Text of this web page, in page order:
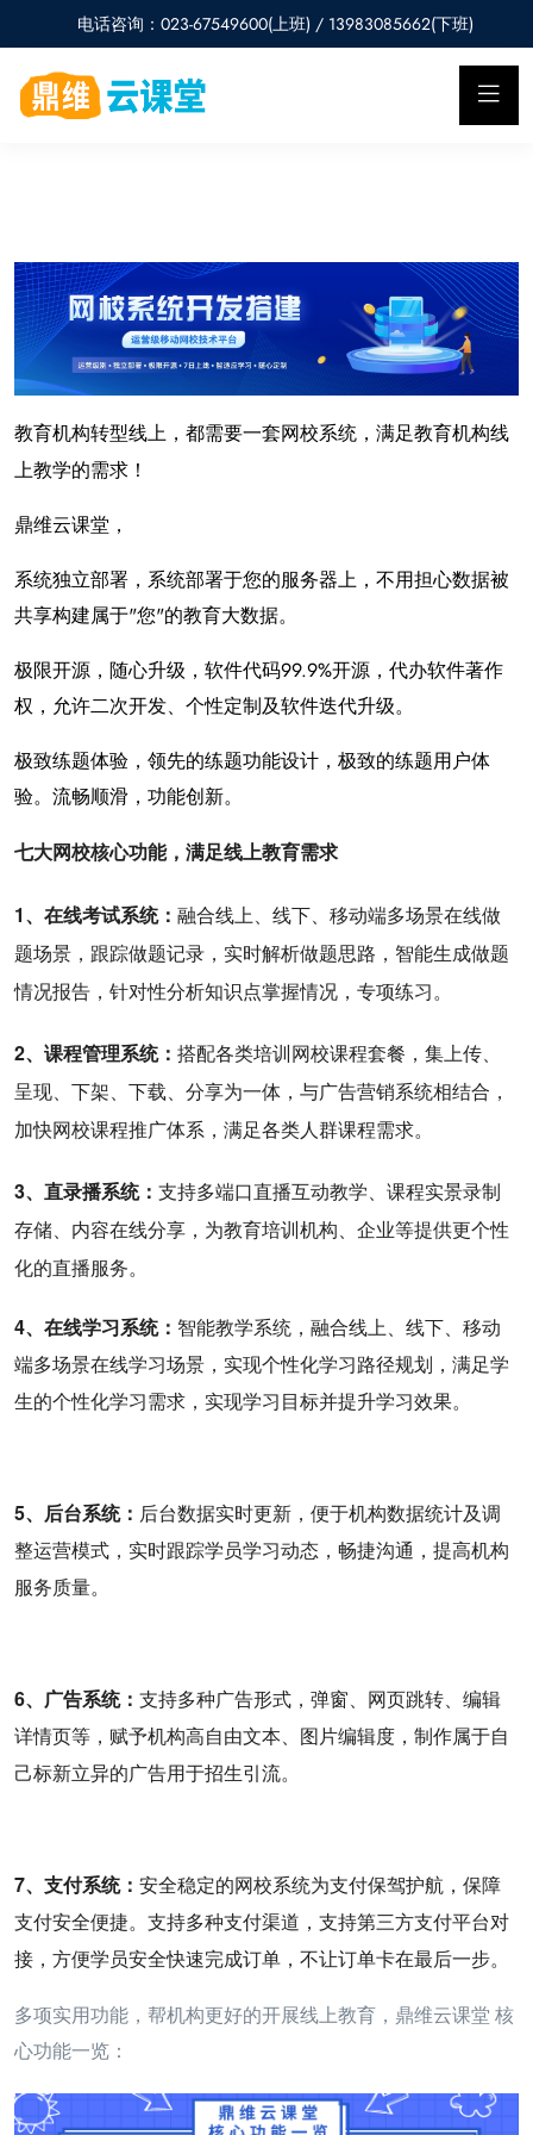
电话咨询：023-67549600(上班) / 13983085662(下班)
教育机构转型线上，都需要一套网校系统，满足教育机构线
上教学的需求！
鼎维云课堂，
系统独立部署，系统部署于您的服务器上，不用担心数据被
共享构建属于"您"的教育大数据。
极限开源，随心升级，软件代码99.9%开源，代办软件著作
权，允许二次开发、个性定制及软件迭代升级。
极致练题体验，领先的练题功能设计，极致的练题用户体
验。流畅顺滑，功能创新。
七大网校核心功能，满足线上教育需求
1、在线考试系统： 融合线上、线下、移动端多场景在线做
题场景，跟踪做题记录，实时解析做题思路，智能生成做题
情况报告，针对性分析知识点掌握情况，专项练习。
2、课程管理系统： 搭配各类培训网校课程套餐，集上传、
呈现、下架、下载、分享为一体，与广告营销系统相结合，
加快网校课程推广体系，满足各类人群课程需求。
3、直录播系统： 支持多端口直播互动教学、课程实景录制
存储、内容在线分享，为教育培训机构、企业等提供更个性
化的直播服务。
4、在线学习系统： 智能教学系统，融合线上、线下、移动
端多场景在线学习场景，实现个性化学习路径规划，满足学
生的个性化学习需求，实现学习目标并提升学习效果。
5、后台系统： 后台数据实时更新，便于机构数据统计及调
整运营模式，实时跟踪学员学习动态，畅捷沟通，提高机构
服务质量。
6、广告系统： 支持多种广告形式，弹窗、网页跳转、编辑
详情页等，赋予机构高自由文本、图片编辑度，制作属于自
己标新立异的广告用于招生引流。
7、支付系统： 安全稳定的网校系统为支付保驾护航，保障
支付安全便捷。支持多种支付渠道，支持第三方支付平台对
接，方便学员安全快速完成订单，不让订单卡在最后一步。
多项实用功能，帮机构更好的开展线上教育，鼎维云课堂 核
心功能一览：